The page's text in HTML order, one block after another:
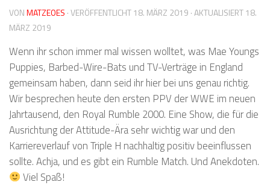
VONMATZEOES · VERÖFFENTLICHT18. MÄRZ 2019 · AKTUALISIERT18.
MÄRZ 2019
Wenn ihr schon immer mal wissen wolltet, was Mae Youngs
Puppies, Barbed-Wire-Bats und TV-Verträge in England
gemeinsam haben, dann seid ihr hier bei uns genau richtig.
Wir besprechen heute den ersten PPV der WWE im neuen
Jahrtausend, den Royal Rumble 2000. Eine Show, die für die
Ausrichtung der Attitude-Ära sehr wichtig war und den
Karriereverlauf von Triple H nachhaltig positiv beeinflussen
sollte. Achja, und es gibt ein Rumble Match. Und Anekdoten.
Viel Spaß!